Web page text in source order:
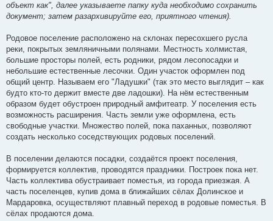
объект как", далее указываете папку куда необходимо сохранить
документ; затем разархивируйте его, приятного чтения).
Родовое поселение расположено на склонах пересохшего русла
реки, покрытых земляничными полянами. Местность холмистая,
большие просторы полей, есть родники, рядом лесопосадки и
небольшие естественные лесочки. Один участок оформлен под
общий центр. Называем его "Ладушки" (так это место выглядит – как
будто кто-то держит вместе две ладошки). На нём естественным
образом будет обустроен природный амфитеатр. У поселения есть
возможность расширения. Часть земли уже оформлена, есть
свободные участки. Множество полей, пока паханных, позволяют
создать несколько соседствующих родовых поселений.
В поселении делаются посадки, создаётся проект поселения,
формируется коллектив, проводятся праздники. Построек пока нет.
Часть коллектива обустраивает поместья, из города приезжая. А
часть поселенцев, купив дома в ближайших сёлах Долинское и
Мардаровка, осуществляют плавный переход в родовые поместья. В
сёлах продаются дома.